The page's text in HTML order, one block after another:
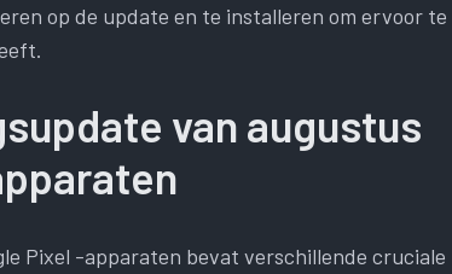
op de update en te installeren om ervoor te
van augustus
Pixel -apparaten bevat verschillende cruciale